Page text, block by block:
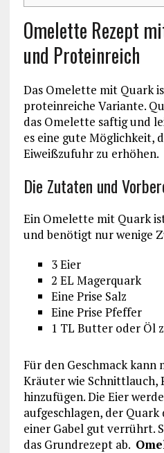
Omelette Rezept
und Proteinreich
Das Omelette mit Quark
proteinreiche Variante.
das Omelette saftig und
es eine gute Möglichkeit,
Eiweißzufuhr zu erhöhen.
Die Zutaten und
Ein Omelette mit Quark
und benötigt nur wenige
3 Eier
2 EL Magerquark
Eine Prise Salz
Eine Prise Pfeffer
1 TL Butter oder Öl
Für den Geschmack kann
Kräuter wie Schnittlauch,
hinzufügen. Die Eier
aufgeschlagen, der
einer Gabel gut verrührt.
das Grundrezept ab.